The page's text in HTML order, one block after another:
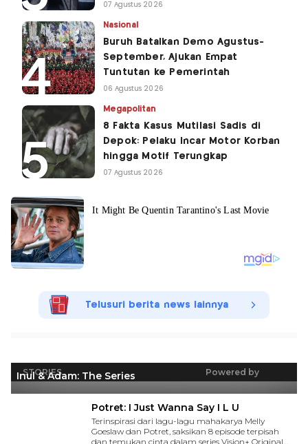
07 Agustus 2026
Nasional
Buruh Batalkan Demo Agustus-
September, Ajukan Empat
Tuntutan ke Pemerintah
06 Agustus 2026
Megapolitan
8 Fakta Kasus Mutilasi Sadis di
Depok: Pelaku Incar Motor Korban
hingga Motif Terungkap
07 Agustus 2026
Telusuri berita news lainnya